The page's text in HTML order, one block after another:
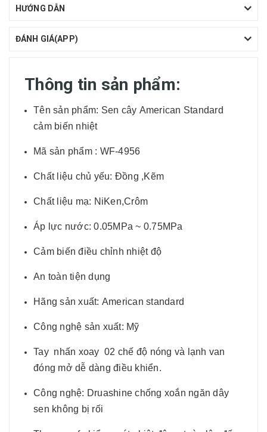
HƯỚNG DẪN
ĐÁNH GIÁ(APP)
Thông tin sản phẩm:
Tên sản phẩm: Sen cây American Standard
cảm biến nhiệt
Mã sản phẩm : WF-4956
Chất liệu chủ yếu: Đồng ,Kẽm
Chất liệu mạ: NiKen,Crôm
Áp lực nước: 0.05MPa ~ 0.75MPa
Cảm biến điều chỉnh nhiệt độ
An toàn tiện dụng
Hãng sản xuất: American standard
Công nghệ sản xuất: Mỹ
Tay nhấn xoay 02 chế độ nóng và lạnh van
đóng mở dễ dàng điều khiển.
Công nghệ: Druashine chống xoắn ngăn dây
sen không bị rối